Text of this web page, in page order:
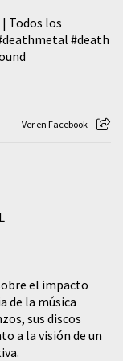
Todos los
#death
Ver en Facebook
el impacto
de la música
sus discos
a la visión de un